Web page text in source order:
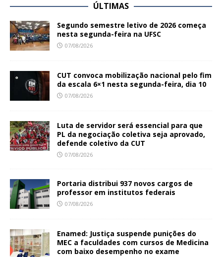
ÚLTIMAS
Segundo semestre letivo de 2026 começa
nesta segunda-feira na UFSC
07/08/2026
CUT convoca mobilização nacional pelo fim
da escala 6×1 nesta segunda-feira, dia 10
07/08/2026
Luta de servidor será essencial para que
PL da negociação coletiva seja aprovado,
defende coletivo da CUT
07/08/2026
Portaria distribui 937 novos cargos de
professor em institutos federais
07/08/2026
Enamed: Justiça suspende punições do
MEC a faculdades com cursos de Medicina
com baixo desempenho no exame